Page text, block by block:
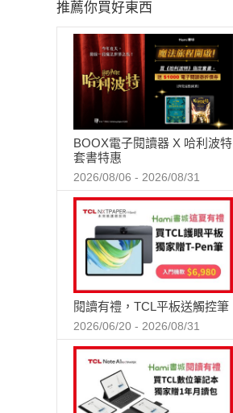
推薦你買好東西
BOOX電子閱讀器 X 哈利波特
套書特惠
2026/08/06 - 2026/08/31
閱讀有禮，TCL平板送觸控筆
2026/06/20 - 2026/08/31